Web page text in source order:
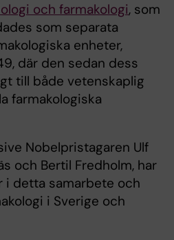
och farmakologi, som
som separata
enheter,
där den sedan dess
till både vetenskaplig
farmakologiska
Nobelpristagaren Ulf
och Bertil Fredholm, har
i detta samarbete och
i Sverige och